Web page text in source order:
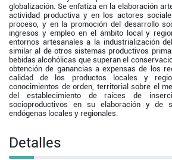
globalización. Se enfatiza en la elaboración
actividad productiva y en los actores
proceso, y en la promoción del desarrollo
ingresos y empleo en el ámbito local y
entornos artesanales a la industrialización
similar al de otros sistemas productivos
bebidas alcohólicas que superan el
obtención de ganancias a expensas de los
calidad de los productos locales y
conocimientos de orden, territorial sobre el
del establecimiento de raíces de
socioproductivos en su elaboración y de
endógenas locales y regionales.
Detalles